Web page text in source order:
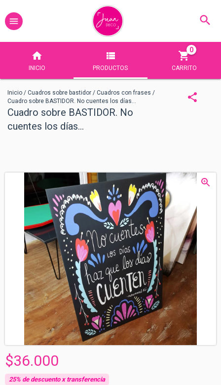
INICIO PRODUCTOS CARRITO
0
Inicio / Cuadros sobre bastidor / Cuadros con frases /
Cuadro sobre BASTIDOR. No cuentes los días...
Cuadro sobre BASTIDOR. No
cuentes los días...
$36.000